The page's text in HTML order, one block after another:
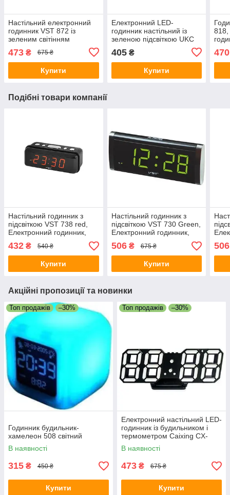
Настільний електронний
годинник VST 872 із
зеленим світінням
473 ₴ 675 ₴
Купити
Електронний LED-
годинник настільний із
зеленою підсвіткою UKC
405₴
Купити
818,
470
Подібні товари компанії
Настільний годинник з
підсвіткою VST 738 red,
Електронний годинник,
будильник, настільний
годинник
432 ₴ 540 ₴
Купити
Настільний годинник з
підсвіткою VST 730 Green,
Електронний годинник,
будильник, настільний
годинник
506₴ 675 ₴
Купити
506
Акційні пропозиції та новинки
Топ продажів –30%
Годинник будильник-
хамелеон 508 світний
В наявності
315 ₴ 450 ₴
Купити
Топ продажів –30%
Електронний настільний LED-
годинник із будильником і
термометром Caixing CX-
2218
В наявності
473 ₴ 675 ₴
Купити